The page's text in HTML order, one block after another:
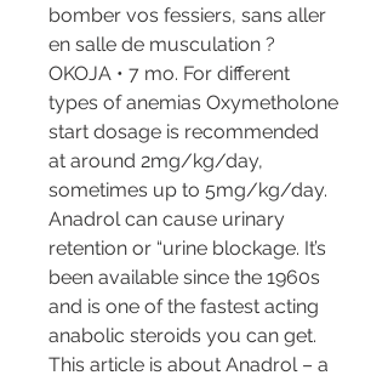
bomber vos fessiers, sans aller
en salle de musculation ?
OKOJA • 7 mo. For different
types of anemias Oxymetholone
start dosage is recommended
at around 2mg/kg/day,
sometimes up to 5mg/kg/day.
Anadrol can cause urinary
retention or “urine blockage. It’s
been available since the 1960s
and is one of the fastest acting
anabolic steroids you can get.
This article is about Anadrol – a